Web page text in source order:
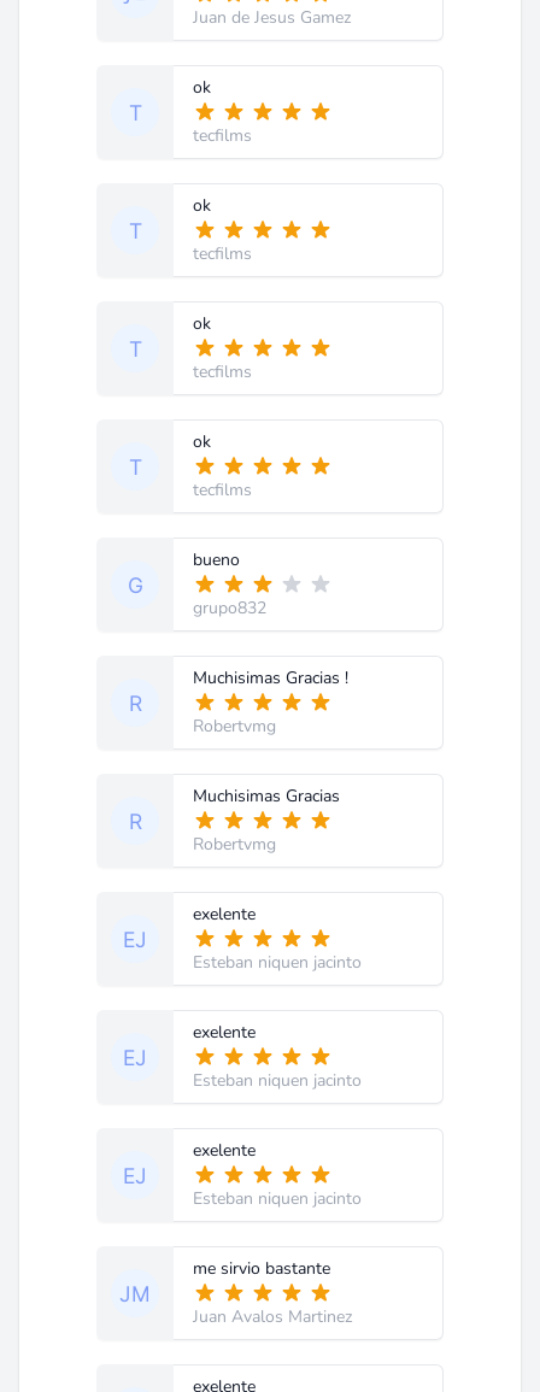
Juan de Jesus Gamez
ok
tecfilms
ok
tecfilms
ok
tecfilms
ok
tecfilms
bueno
grupo832
Muchisimas Gracias !
Robertvmg
Muchisimas Gracias
Robertvmg
exelente
Esteban niquen jacinto
exelente
Esteban niquen jacinto
exelente
Esteban niquen jacinto
me sirvio bastante
Juan Avalos Martinez
exelente